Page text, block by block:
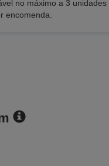
no máximo a 3 unidades
encomenda.